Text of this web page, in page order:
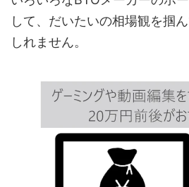
して、だいたいの相場観を掴
しれません。